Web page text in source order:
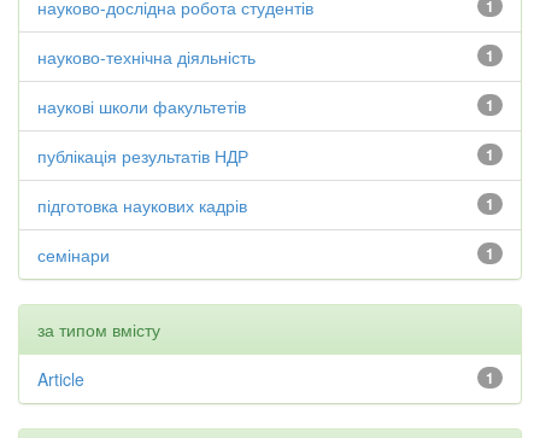
1
науково-дослідна робота студентів
1
науково-технічна діяльність
1
наукові школи факультетів
1
публікація результатів НДР
1
підготовка наукових кадрів
1
семінари
за типом вмісту
1
Article